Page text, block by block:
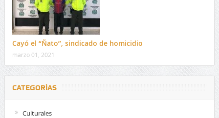
Cayó el “Ñato”, sindicado de homicidio
marzo 01, 2021
CATEGORÍAS
Culturales